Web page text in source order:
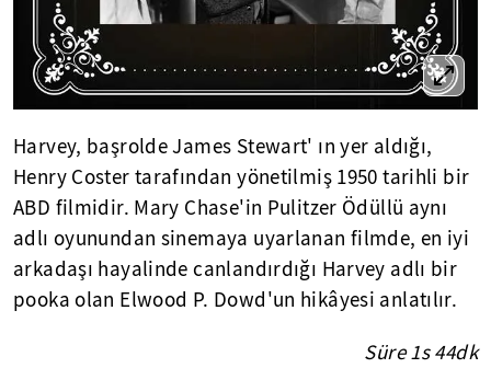
Harvey, başrolde James Stewart' ın yer aldığı,
Henry Coster tarafından yönetilmiş 1950 tarihli bir
ABD filmidir. Mary Chase'in Pulitzer Ödüllü aynı
adlı oyunundan sinemaya uyarlanan filmde, en iyi
arkadaşı hayalinde canlandırdığı Harvey adlı bir
pooka olan Elwood P. Dowd'un hikâyesi anlatılır.
Süre 1s 44dk